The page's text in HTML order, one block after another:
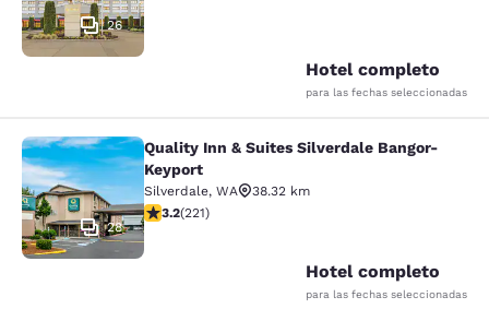
26
Hotel completo
para las fechas seleccionadas
Quality Inn & Suites Silverdale
28
Quality Inn & Suites Silverdale Bangor-
Keyport
Silverdale, WA
38.32 km
calificación de 3.2 estrellas. Bueno. 221 reseñas
3.2(221)
Hotel completo
para las fechas seleccionadas